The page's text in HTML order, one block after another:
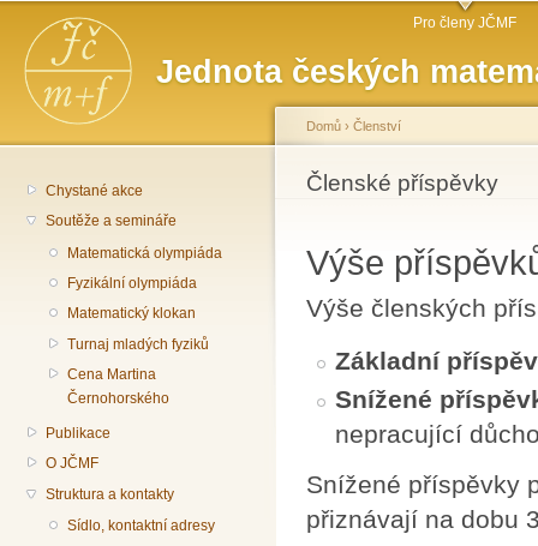
Jednota českých
Hlavní menu Pro členy JČMF
Chystané akce
Soutěže a semináře
Matematická olympiáda
Fyzikální olympiáda
Matematický klokan
Turnaj mladých fyziků
Cena Martina
Černohorského
Publikace
O JČMF
Struktura a kontakty
Sídlo, kontaktní adresy
Jste zde
Domů › Členství
Členské příspěvky
Výše
Výše členských
Základní
Snížené
nepracující
Snížené příspěvky
přiznávají na dobu